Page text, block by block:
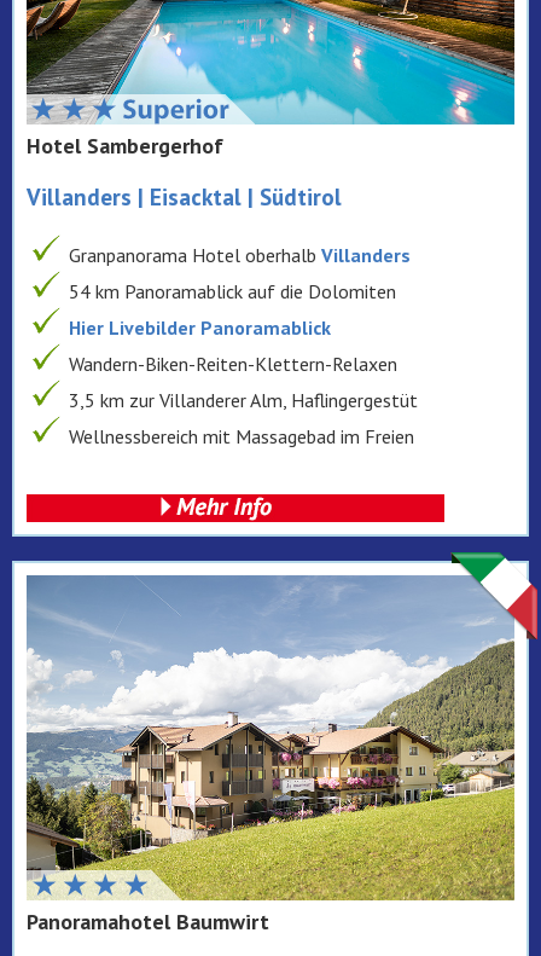
Hotel Sambergerhof
Villanders | Eisacktal | Südtirol
Granpanorama Hotel oberhalb Villanders
54 km Panoramablick auf die Dolomiten
Hier Livebilder Panoramablick
Wandern-Biken-Reiten-Klettern-Relaxen
3,5 km zur Villanderer Alm, Haflingergestüt
Wellnessbereich mit Massagebad im Freien
Panoramahotel Baumwirt